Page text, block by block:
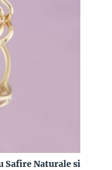
Safire Naturale si